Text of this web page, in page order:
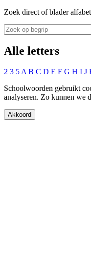
Zoek direct of blader
Alle letters
2 3 5 A B C D E F G H I J
Schoolwoorden gebruikt
analyseren. Zo kunnen we
Akkoord